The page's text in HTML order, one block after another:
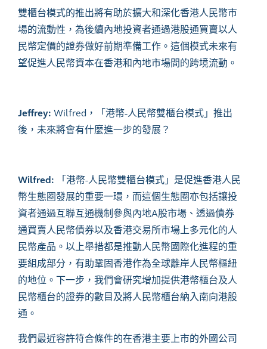
雙櫃台模式的推出將有助於擴大和深化香港人民幣市
場的流動性，為後續內地投資者通過港股通買賣以人
民幣定價的證券做好前期準備工作。這個模式未來有
望促進人民幣資本在香港和內地市場間的跨境流動。
Jeffrey: Wilfred ，「港幣-人民幣雙櫃台模式」推出
後，未來將會有什麼進一步的發展？
Wilfred: 「港幣-人民幣雙櫃台模式」是促進香港人民
幣生態圈發展的重要一環，而這個生態圈亦包括讓投
資者通過互聯互通機制 參與內地A股市場、透過債券
通買賣人民幣債券以及香港交易所市場上多元化的人
民幣產品。以上舉措都是推動人民幣國際化進程的重
要組成部分，有助鞏固香港作為全球離岸人民幣樞紐
的地位。下一步，我們會研究增加提供港幣櫃台及人
民幣櫃台的證券的數目及將人民幣櫃台納入南向港股
通 。
我們最近容許符合條件的在香港主要上市的外國公司